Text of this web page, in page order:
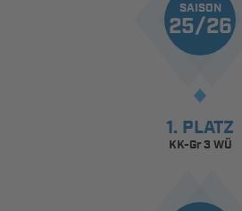
SAISON
25/26
1. PLATZ
KK-Gr 3 WÜ